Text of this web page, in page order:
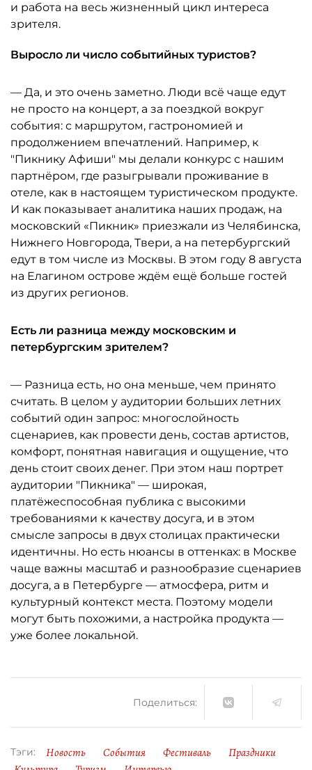
и работа на весь жизненный цикл интереса
зрителя.
Выросло ли число событийных туристов?
— Да, и это очень заметно. Люди всё чаще едут
не просто на концерт, а за поездкой вокруг
события: с маршрутом, гастрономией и
продолжением впечатлений. Например, к
"Пикнику Афиши" мы делали конкурс с нашим
партнёром, где разыгрывали проживание в
отеле, как в настоящем туристическом продукте.
И как показывает аналитика наших продаж, на
московский «Пикник» приезжали из Челябинска,
Нижнего Новгорода, Твери, а на петербургский
едут в том числе из Москвы. В этом году 8 августа
на Елагином острове ждём ещё больше гостей
из других регионов.
Есть ли разница между московским и
петербургским зрителем?
— Разница есть, но она меньше, чем принято
считать. В целом у аудитории больших летних
событий один запрос: многослойность
сценариев, как провести день, состав артистов,
комфорт, понятная навигация и ощущение, что
день стоит своих денег. При этом наш портрет
аудитории "Пикника" — широкая,
платёжеспособная публика с высокими
требованиями к качеству досуга, и в этом
смысле запросы в двух столицах практически
идентичны. Но есть нюансы в оттенках: в Москве
чаще важны масштаб и разнообразие сценариев
досуга, а в Петербурге — атмосфера, ритм и
культурный контекст места. Поэтому модели
могут быть похожими, а настройка продукта —
уже более локальной.
Поделиться:
Тэги: Новость События Фестиваль
Праздники